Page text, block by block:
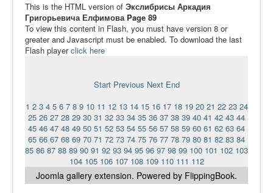
Видеоматериалы
Контакты
Ермаковополе.рф
This is the HTML version of Экслибрисы Аркадия
Григорьевича Елфимова Page 89
To view this content in Flash, you must have version 8 or
greater and Javascript must be enabled. To download the last
Flash playerclick here
Start Previous Next End
1 2 3 4 5 6 7 8 9 10 11 12 13 14 15 16 17 18 19 20 21 22 23 24
25 26 27 28 29 30 31 32 33 34 35 36 37 38 39 40 41 42 43 44
45 46 47 48 49 50 51 52 53 54 55 56 57 58 59 60 61 62 63 64
65 66 67 68 69 70 71 72 73 74 75 76 77 78 79 80 81 82 83 84
85 86 87 88 89 90 91 92 93 94 95 96 97 98 99 100 101 102 103
104 105 106 107 108 109 110 111 112
Joomla gallery extension. Powered by FlippingBook.